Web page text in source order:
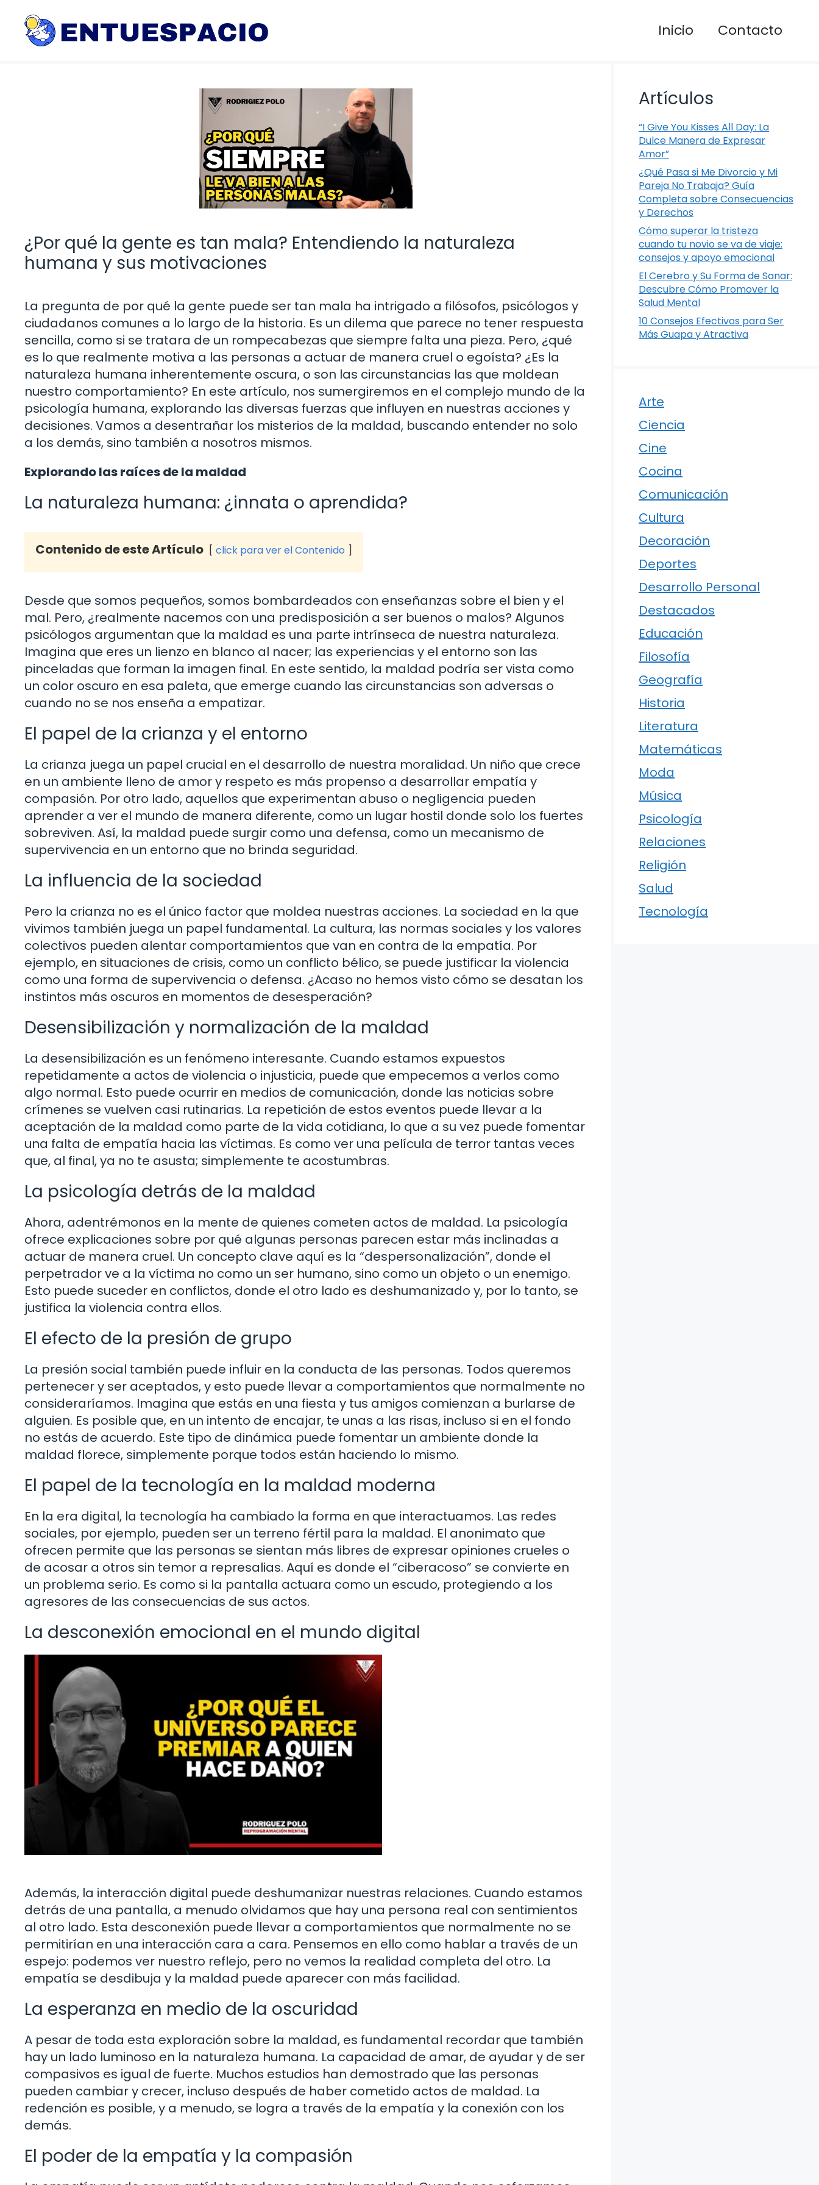
contenido
Inicio Contacto
¿Por qué la gente es tan mala? Entendiendo la naturaleza
humana y sus motivaciones
La pregunta de por qué la gente puede ser tan mala ha intrigado a filósofos, psicólogos y
ciudadanos comunes a lo largo de la historia. Es un dilema que parece no tener respuesta
sencilla, como si se tratara de un rompecabezas que siempre falta una pieza. Pero, ¿qué
es lo que realmente motiva a las personas a actuar de manera cruel o egoísta? ¿Es la
naturaleza humana inherentemente oscura, o son las circunstancias las que moldean
nuestro comportamiento? En este artículo, nos sumergiremos en el complejo mundo de la
psicología humana, explorando las diversas fuerzas que influyen en nuestras acciones y
decisiones. Vamos a desentrañar los misterios de la maldad, buscando entender no solo
a los demás, sino también a nosotros mismos.
Explorando las raíces de la maldad
La naturaleza humana: ¿innata o aprendida?
Contenido de este Artículo click para ver el Contenido
Desde que somos pequeños, somos bombardeados con enseñanzas sobre el bien y el
mal. Pero, ¿realmente nacemos con una predisposición a ser buenos o malos? Algunos
psicólogos argumentan que la maldad es una parte intrínseca de nuestra naturaleza.
Imagina que eres un lienzo en blanco al nacer; las experiencias y el entorno son las
pinceladas que forman la imagen final. En este sentido, la maldad podría ser vista como
un color oscuro en esa paleta, que emerge cuando las circunstancias son adversas o
cuando no se nos enseña a empatizar.
El papel de la crianza y el entorno
La crianza juega un papel crucial en el desarrollo de nuestra moralidad. Un niño que crece
en un ambiente lleno de amor y respeto es más propenso a desarrollar empatía y
compasión. Por otro lado, aquellos que experimentan abuso o negligencia pueden
aprender a ver el mundo de manera diferente, como un lugar hostil donde solo los fuertes
sobreviven. Así, la maldad puede surgir como una defensa, como un mecanismo de
supervivencia en un entorno que no brinda seguridad.
La influencia de la sociedad
Pero la crianza no es el único factor que moldea nuestras acciones. La sociedad en la que
vivimos también juega un papel fundamental. La cultura, las normas sociales y los valores
colectivos pueden alentar comportamientos que van en contra de la empatía. Por
ejemplo, en situaciones de crisis, como un conflicto bélico, se puede justificar la violencia
como una forma de supervivencia o defensa. ¿Acaso no hemos visto cómo se desatan los
instintos más oscuros en momentos de desesperación?
Desensibilización y normalización de la maldad
La desensibilización es un fenómeno interesante. Cuando estamos expuestos
repetidamente a actos de violencia o injusticia, puede que empecemos a verlos como
algo normal. Esto puede ocurrir en medios de comunicación, donde las noticias sobre
crímenes se vuelven casi rutinarias. La repetición de estos eventos puede llevar a la
aceptación de la maldad como parte de la vida cotidiana, lo que a su vez puede fomentar
una falta de empatía hacia las víctimas. Es como ver una película de terror tantas veces
que, al final, ya no te asusta; simplemente te acostumbras.
La psicología detrás de la maldad
Ahora, adentrémonos en la mente de quienes cometen actos de maldad. La psicología
ofrece explicaciones sobre por qué algunas personas parecen estar más inclinadas a
actuar de manera cruel. Un concepto clave aquí es la “despersonalización”, donde el
perpetrador ve a la víctima no como un ser humano, sino como un objeto o un enemigo.
Esto puede suceder en conflictos, donde el otro lado es deshumanizado y, por lo tanto, se
justifica la violencia contra ellos.
El efecto de la presión de grupo
La presión social también puede influir en la conducta de las personas. Todos queremos
pertenecer y ser aceptados, y esto puede llevar a comportamientos que normalmente no
consideraríamos. Imagina que estás en una fiesta y tus amigos comienzan a burlarse de
alguien. Es posible que, en un intento de encajar, te unas a las risas, incluso si en el fondo
no estás de acuerdo. Este tipo de dinámica puede fomentar un ambiente donde la
maldad florece, simplemente porque todos están haciendo lo mismo.
El papel de la tecnología en la maldad moderna
En la era digital, la tecnología ha cambiado la forma en que interactuamos. Las redes
sociales, por ejemplo, pueden ser un terreno fértil para la maldad. El anonimato que
ofrecen permite que las personas se sientan más libres de expresar opiniones crueles o
de acosar a otros sin temor a represalias. Aquí es donde el “ciberacoso” se convierte en
un problema serio. Es como si la pantalla actuara como un escudo, protegiendo a los
agresores de las consecuencias de sus actos.
La desconexión emocional en el mundo digital
Además, la interacción digital puede deshumanizar nuestras relaciones. Cuando estamos
detrás de una pantalla, a menudo olvidamos que hay una persona real con sentimientos
al otro lado. Esta desconexión puede llevar a comportamientos que normalmente no se
permitirían en una interacción cara a cara. Pensemos en ello como hablar a través de un
espejo: podemos ver nuestro reflejo, pero no vemos la realidad completa del otro. La
empatía se desdibuja y la maldad puede aparecer con más facilidad.
La esperanza en medio de la oscuridad
A pesar de toda esta exploración sobre la maldad, es fundamental recordar que también
hay un lado luminoso en la naturaleza humana. La capacidad de amar, de ayudar y de ser
compasivos es igual de fuerte. Muchos estudios han demostrado que las personas
pueden cambiar y crecer, incluso después de haber cometido actos de maldad. La
redención es posible, y a menudo, se logra a través de la empatía y la conexión con los
demás.
El poder de la empatía y la compasión
Artículos
“I Give You Kisses All Day: La
Dulce Manera de Expresar
Amor”
¿Qué Pasa si Me Divorcio y Mi
Pareja No Trabaja? Guía
Completa sobre Consecuencias
y Derechos
Cómo superar la tristeza
cuando tu novio se va de viaje:
consejos y apoyo emocional
El Cerebro y Su Forma de Sanar:
Descubre Cómo Promover la
Salud Mental
10 Consejos Efectivos para Ser
Más Guapa y Atractiva
Arte
Ciencia
Cine
Cocina
Comunicación
Cultura
Decoración
Deportes
Desarrollo Personal
Destacados
Educación
Filosofía
Geografía
Historia
Literatura
Matemáticas
Moda
Música
Psicología
Relaciones
Religión
Salud
Tecnología